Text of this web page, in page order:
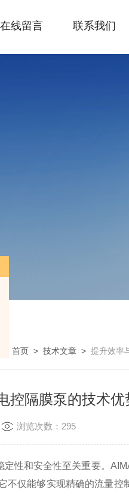
在线留言 联系我们
首页 > 技术文章 > 提升效率
控隔膜泵的技术优
浏览次数：295
性和安全性至关重要。
仅能够实现精确的流量控